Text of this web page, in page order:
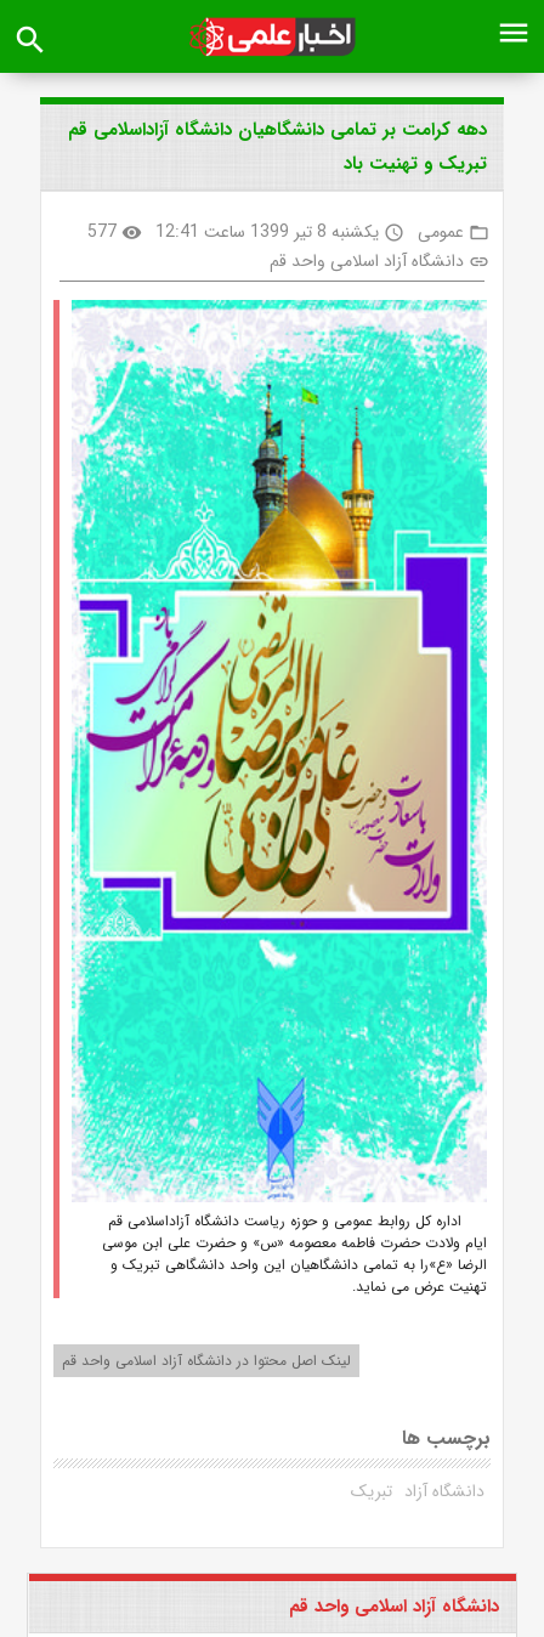
menu
search
دهه کرامت بر تمامی دانشگاهیان دانشگاه آزاداسلامی قم
تبریک و تهنیت باد
folder_open عمومی access_time یکشنبه 8 تیر 1399 ساعت 12:41 visibility
577
link دانشگاه آزاد اسلامی واحد قم
اداره کل روابط عمومی و حوزه ریاست دانشگاه آزاداسلامی قم
ایام ولادت حضرت فاطمه معصومه «س» و حضرت علی ابن موسی
الرضا «ع»را به تمامی دانشگاهیان این واحد دانشگاهی تبریک و
تهنیت عرض می نماید.
لینک اصل محتوا در دانشگاه آزاد اسلامی واحد قم
برچسب ها
دانشگاه آزاد تبریک
دانشگاه آزاد اسلامی واحد قم